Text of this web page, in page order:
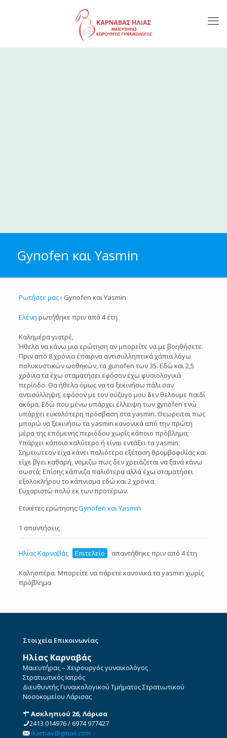
Gynofen και Yasmin
Ρωτήστε μας› Gynofen και Yasmin
Ελένη ρωτήθηκε πριν από 4 έτη
Καλημέρα γιατρέ,
Ήθελα να κάνω μια ερώτηση αν μπορείτε να με βοηθήσετε.
Πριν από 8 χρόνια έπαιρνα αντισυλληπτικά χάπια λόγω
πολυκυστικών ωοθηκών, τα gunofen των 35. Εδώ και 2,5
χρόνια τα έχω σταματήσει εφόσον έχω φυσιολογικά
περίοδο. Θα ήθελα όμως να τα ξεκινήσω πάλι σαν
αντισύλληψη, εφόσον με τον σύζυγο μου δεν θελουμε παιδί
ακόμα. Εδώ που μένω υπάρχει έλλειψη των gynofen ενώ
υπάρχει ευκολότερη πρόσβαση στα yasmin. Θεωρειται πως
μπορώ να ξεκινήσω τα yasmin κανονικά από την πρώτη
μέρα της επόμενης περιόδου χωρίς κάποιο πρόβλημα;
Υπάρχει κάποιο καλύτερο ή είναι εντάξει τα yasmin;
Σημειωτεον είχα κάνει παλιότερα εξέταση θρομβοφιλίας και
είχε βγει καθαρή, νομιζω πως δεν χρειάζεται να ξανά κάνω
σωστά; Επίσης κάπνιζα παλιότερα αλλά έχω σταματήσει
εξολοκλήρου το κάπνισμα εδώ και 2 χρόνια.
Ευχαριστώ πολύ εκ των προτέρων.
Ετικέτες ερώτησης:Gynofen και Yasmin
1 απαντήσεις
Ηλίας Καρναβάς Επιτελείο απαντήθηκε πριν από 4 έτη
Καλησπέρα. Μπορείτε να πάρετε κανονικά τα yasmin χωρίς
πρόβλημα
Στοιχεία Επικοινωνίας
Ηλίας Καρναβάς
Μαιευτήρας – Χειρουργός γυναικολόγος
Στρατιωτικός Ιατρός
Διευθυντής Γυναικολογικού Τμήματος Στρατιωτικού
Νοσοκομείου Λάρισας
Ασκληπιού 26, Λάρισα
2413 014976/6974 977427
ikarnav@gmail.com